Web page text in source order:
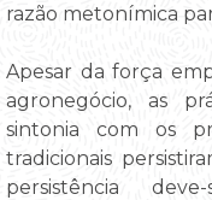
razão metonímica
Apesar da força
agronegócio, as
sintonia com os
tradicionais
persistência